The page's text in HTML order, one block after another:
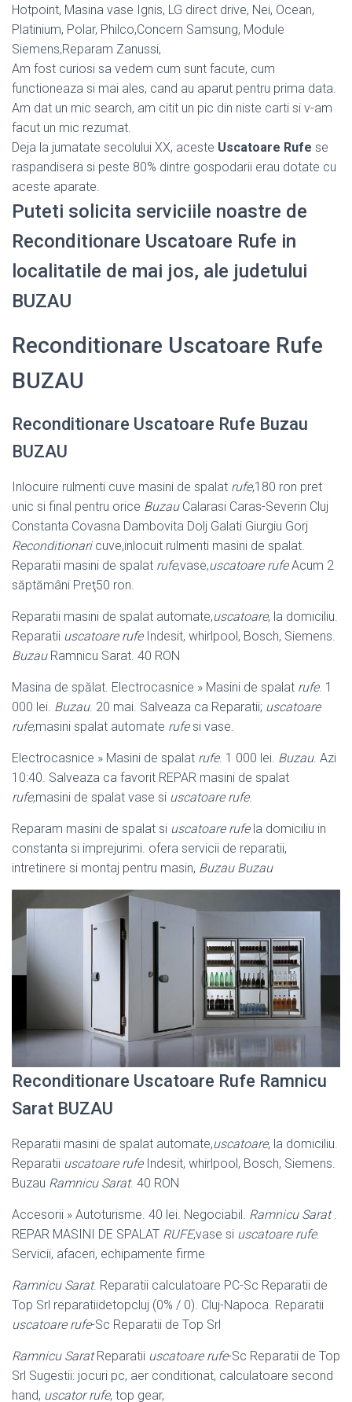
Hotpoint, Masina vase Ignis, LG direct drive, Nei, Ocean,
Platinium, Polar, Philco,Concern Samsung, Module
Siemens,Reparam Zanussi,
Am fost curiosi sa vedem cum sunt facute, cum
functioneaza si mai ales, cand au aparut pentru prima data.
Am dat un mic search, am citit un pic din niste carti si v-am
facut un mic rezumat.
Deja la jumatate secolului XX, aceste Uscatoare Rufe se
raspandisera si peste 80% dintre gospodarii erau dotate cu
aceste aparate.
Puteti solicita serviciile noastre de
Reconditionare Uscatoare Rufe in
localitatile de mai jos, ale judetului
BUZAU
Reconditionare Uscatoare Rufe
BUZAU
Reconditionare Uscatoare Rufe Buzau
BUZAU
Inlocuire rulmenti cuve masini de spalat rufe,180 ron pret
unic si final pentru orice BuzauCalarasi Caras-Severin Cluj
Constanta Covasna Dambovita Dolj Galati Giurgiu Gorj
Reconditionaricuve,inlocuit rulmenti masini de spalat.
Reparatii masini de spalat rufe,vase,uscatoare rufeAcum 2
săptămâni Preţ50 ron.
Reparatii masini de spalat automate,uscatoare, la domiciliu.
Reparatii uscatoare rufeIndesit, whirlpool, Bosch, Siemens.
BuzauRamnicu Sarat. 40 RON
Masina de spălat. Electrocasnice » Masini de spalat rufe. 1
000 lei. Buzau. 20 mai. Salveaza ca Reparatii; uscatoare
rufe,masini spalat automate rufesi vase.
Electrocasnice » Masini de spalat rufe. 1 000 lei. Buzau. Azi
10:40. Salveaza ca favorit REPAR masini de spalat
rufe,masini de spalat vase si uscatoare rufe.
Reparam masini de spalat si uscatoare rufela domiciliu in
constanta si imprejurimi. ofera servicii de reparatii,
intretinere si montaj pentru masin, Buzau Buzau
Reconditionare Uscatoare Rufe Ramnicu
Sarat BUZAU
Reparatii masini de spalat automate,uscatoare, la domiciliu.
Reparatii uscatoare rufeIndesit, whirlpool, Bosch, Siemens.
Buzau Ramnicu Sarat. 40 RON
Accesorii » Autoturisme. 40 lei. Negociabil. Ramnicu Sarat.
REPAR MASINI DE SPALAT RUFE,vase si uscatoare rufe.
Servicii, afaceri, echipamente firme
Ramnicu Sarat. Reparatii calculatoare PC-Sc Reparatii de
Top Srl reparatiidetopcluj (0% / 0). Cluj-Napoca. Reparatii
uscatoare rufe-Sc Reparatii de Top Srl
Ramnicu SaratReparatii uscatoare rufe-Sc Reparatii de Top
Srl Sugestii: jocuri pc, aer conditionat, calculatoare second
hand, uscator rufe, top gear,